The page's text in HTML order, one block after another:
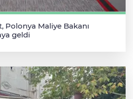
Polonya Maliye Bakanı
geldi